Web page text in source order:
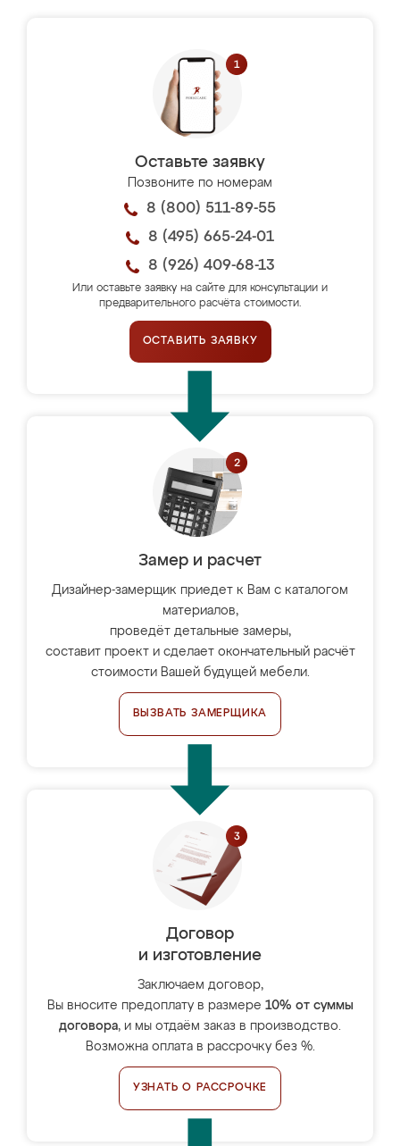
Оставьте заявку
Позвоните по номерам
8 (800) 511-89-55
8 (495) 665-24-01
8 (926) 409-68-13
Или оставьте заявку на сайте для консультации и
предварительного расчёта стоимости.
ОСТАВИТЬ ЗАЯВКУ
Замер и расчет
Дизайнер-замерщик приедет к Вам с каталогом
материалов,
проведёт детальные замеры,
составит проект и сделает окончательный расчёт
стоимости Вашей будущей мебели.
ВЫЗВАТЬ ЗАМЕРЩИКА
Договор
и изготовление
Заключаем договор,
Вы вносите предоплату в размере 10% от суммы
договора, и мы отдаём заказ в производство.
Возможна оплата в рассрочку без %.
УЗНАТЬ О РАССРОЧКЕ